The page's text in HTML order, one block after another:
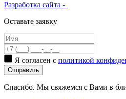
Разработка сайта -
Оставьте заявку
Я согласен с политикой
Отправить
Спасибо. Мы свяжемся с Вами в